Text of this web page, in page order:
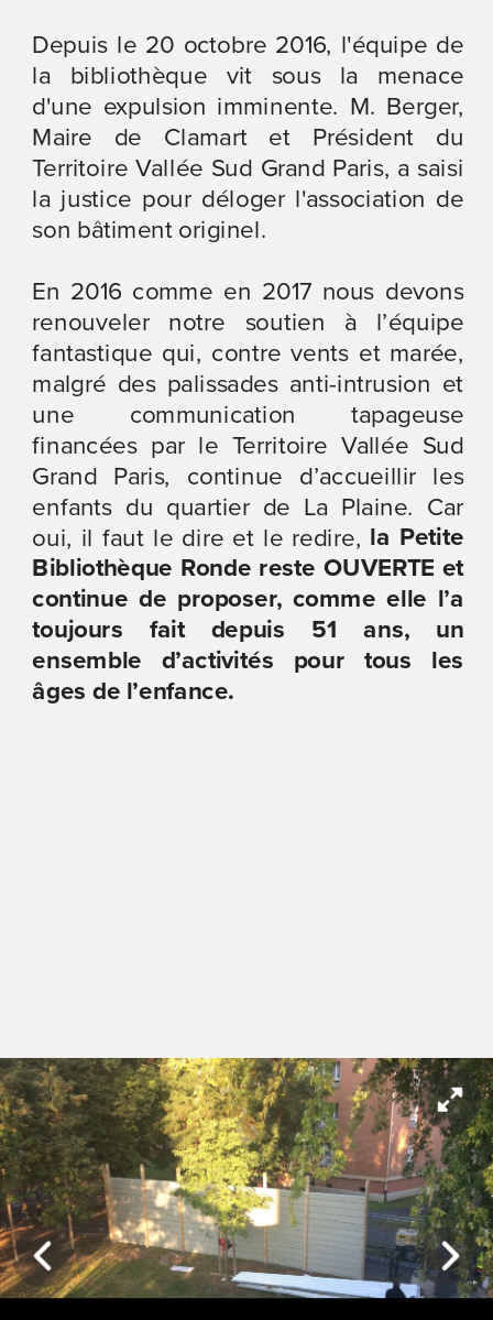
Depuis le 20 octobre 2016, l'équipe de
la bibliothèque vit sous la menace
d'une expulsion imminente. M. Berger,
Maire de Clamart et Président du
Territoire Vallée Sud Grand Paris, a saisi
la justice pour déloger l'association de
son bâtiment originel.
En 2016 comme en 2017 nous devons
renouveler notre soutien à l’équipe
fantastique qui, contre vents et marée,
malgré des palissades anti-intrusion et
une communication tapageuse
financées par le Territoire Vallée Sud
Grand Paris, continue d’accueillir les
enfants du quartier de La Plaine. Car
oui, il faut le dire et le redire, la Petite
Bibliothèque Ronde reste OUVERTE et
continue de proposer, comme elle l’a
toujours fait depuis 51 ans, un
ensemble d’activités pour tous les
âges de l’enfance.